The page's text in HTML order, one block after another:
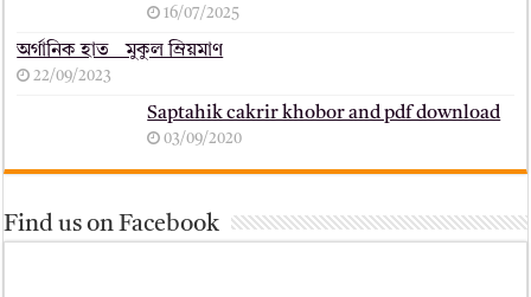
16/07/2025
অর্গানিক হাত _ মুকুল ম্রিয়মাণ
22/09/2023
Saptahik cakrir khobor and pdf download
03/09/2020
Find us on Facebook